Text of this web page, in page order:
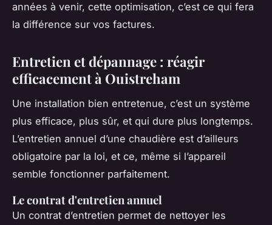
années à venir, cette optimisation, c’est ce qui fera
la différence sur vos factures.
Entretien et dépannage : réagir
efficacement à Ouistreham
Une installation bien entretenue, c’est un système
plus efficace, plus sûr, et qui dure plus longtemps.
L’entretien annuel d’une chaudière est d’ailleurs
obligatoire par la loi, et ce, même si l’appareil
semble fonctionner parfaitement.
Le contrat d'entretien annuel
Un contrat d’entretien permet de nettoyer les